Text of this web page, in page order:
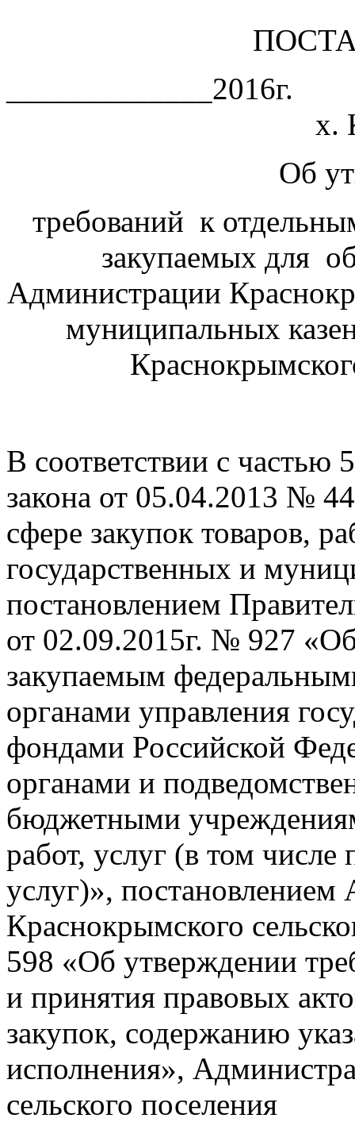
х.
Об
требований к
закупаемых для
Администрации
муниципальных
В соответствии с частью
закона от 05.04.2013 №
сфере закупок товаров,
государственных и
постановлением
от 02.09.2015г. № 927
закупаемым
органами управления
фондами Российской
органами и
бюджетными
работ, услуг (в том числе
услуг)», постановлением
Краснокрымского
598 «Об утверждении
и принятия правовых
закупок, содержанию
исполнения»,
сельского поселения